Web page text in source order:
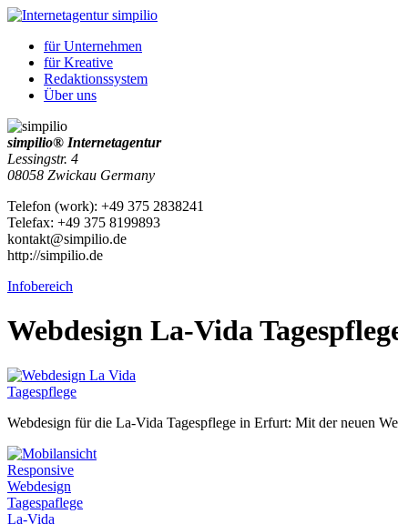
fürUnternehmen
fürKreative
Redaktionssystem
Über uns
simpilio® Internetagentur
Lessingstr. 4
08058 Zwickau Germany
Telefon (work): +49 375 2838241
Telefax: +49 375 8199893
kontakt@simpilio.de
http://simpilio.de
Infobereich
Webdesign La-Vida
Webdesign für die La-Vida Tagespflege in Erfurt: Mit der neuen